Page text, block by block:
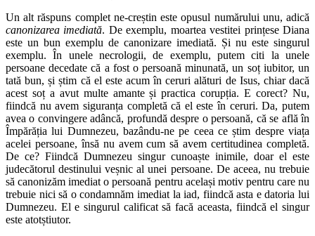
Un alt răspuns complet ne-creștin este opusul numărului unu, adică
canonizarea imediată. De exemplu, moartea vestitei prințese Diana
este un bun exemplu de canonizare imediată. Și nu este singurul
exemplu. În unele necrologii, de exemplu, putem citi la unele
persoane decedate că a fost o persoană minunată, un soț iubitor, un
tată bun, și știm că el este acum în ceruri alături de Isus, chiar dacă
acest soț a avut multe amante și practica corupția. E corect? Nu,
fiindcă nu avem siguranța completă că el este în ceruri. Da, putem
avea o convingere adâncă, profundă despre o persoană, că se află în
Împărăția lui Dumnezeu, bazându-ne pe ceea ce știm despre viața
acelei persoane, însă nu avem cum să avem certitudinea completă.
De ce? Fiindcă Dumnezeu singur cunoaște inimile, doar el este
judecătorul destinului veșnic al unei persoane. De aceea, nu trebuie
să canonizăm imediat o persoană pentru același motiv pentru care nu
trebuie nici să o condamnăm imediat la iad, fiindcă asta e datoria lui
Dumnezeu. El e singurul calificat să facă aceasta, fiindcă el singur
este atotștiutor.